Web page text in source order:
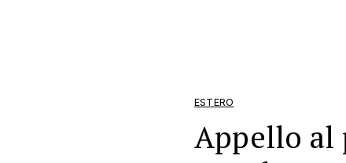
ESTERO
Appello al